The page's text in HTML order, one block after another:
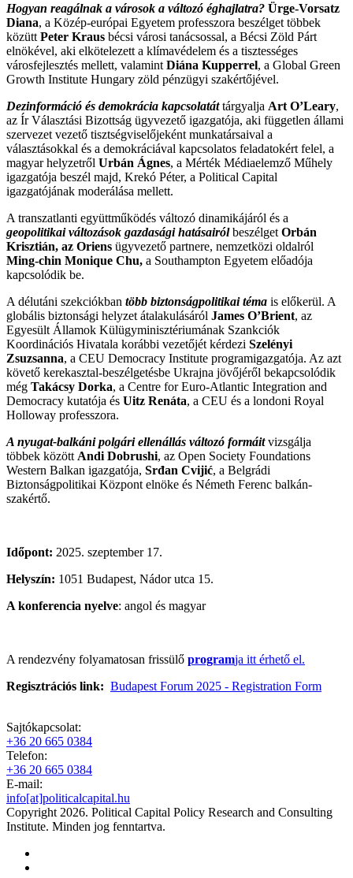
Hogyan reagálnak a városok a változó éghajlatra? Ürge-Vorsatz
Diana, a Közép-európai Egyetem professzora beszélget többek
közütt Peter Kraus bécsi városi tanácsossal, a Bécsi Zöld Párt
elnökével, aki elkötelezett a klímavédelem és a tisztességes
városfejlesztés mellett, valamint Diána Kupperrel, a Global Green
Growth Institute Hungary zöld pénzügyi szakértőjével.
Dezinformáció és demokrácia kapcsolatáttárgyalja Art O’Leary,
az Ír Választási Bizottság ügyvezető igazgatója, aki független állami
szervezet vezető tisztségviselőjeként munkatársaival a
választásokkal és a demokráciával kapcsolatos feladatokért felel, a
magyar helyzetről Urbán Ágnes, a Mérték Médiaelemző Műhely
igazgatója beszél majd, Krekó Péter, a Political Capital
igazgatójának moderálása mellett.
A transzatlanti együttműködés változó dinamikájáról és a
geopolitikai változások gazdasági hatásairólbeszélget Orbán
Krisztián, az Oriens ügyvezető partnere, nemzetközi oldalról
Ming-chin Monique Chu, a Southampton Egyetem előadója
kapcsolódik be.
A délutáni szekciókban több biztonságpolitikai téma is előkerül. A
globális biztonsági helyzet átalakulásáról James O’Brient, az
Egyesült Államok Külügyminisztériumának Szankciók
Koordinációs Hivatala korábbi vezetőjét kérdezi Szelényi
Zsuzsanna, a CEU Democracy Institute programigazgatója. Az azt
követő kerekasztal-beszélgetésbe Ukrajna jövőjéről bekapcsolódik
még Takácsy Dorka, a Centre for Euro-Atlantic Integration and
Democracy kutatója és Uitz Renáta, a CEU és a londoni Royal
Holloway professzora.
A nyugat-balkáni polgári ellenállás változó formáitvizsgálja
többek között Andi Dobrushi, az Open Society Foundations
Western Balkan igazgatója, Srđan Cvijić, a Belgrádi
Biztonságpolitikai Központ elnöke és Németh Ferenc balkán-
szakértő.
Időpont: 2025. szeptember 17.
Helyszín: 1051 Budapest, Nádor utca 15.
A konferencia nyelve: angol és magyar
A rendezvény folyamatosan frissülő programja itt érhető el.
Regisztrációs link: Budapest Forum 2025 - Registration Form
Sajtókapcsolat:
+36 20 665 0384
Telefon:
+36 20 665 0384
E-mail:
info[at]politicalcapital.hu
Copyright 2026. Political Capital Policy Research and Consulting
Institute. Minden jog fenntartva.